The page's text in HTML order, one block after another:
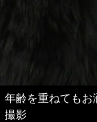
年齢を重ねてもお
撮影